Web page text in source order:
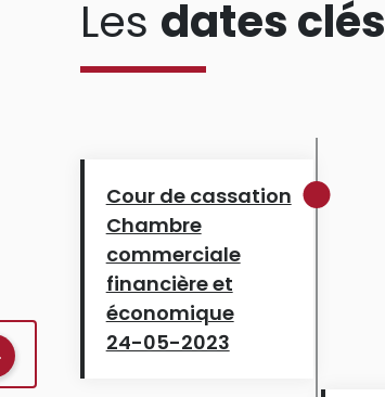
Les dates clés
Cour de cassation
Chambre
commerciale
financière et
économique
24-05-2023